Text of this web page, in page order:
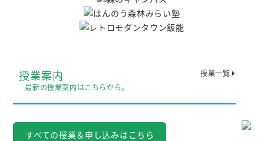
授業案内
最新の授業案内はこちらから。
授業一覧
すべての授業＆申し込みはこちら